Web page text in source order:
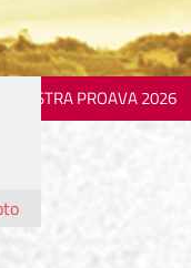
MOSTRA PROAVA 2026